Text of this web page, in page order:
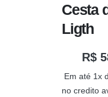
Cesta
Ligth
R$
Em até 1x
no credito